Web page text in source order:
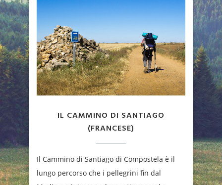
IL CAMMINO DI SANTIAGO
(FRANCESE)
Il Cammino di Santiago di Compostela è il
lungo percorso che i pellegrini fin dal